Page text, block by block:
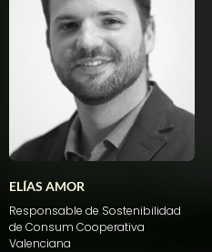
ELÍAS AMOR
Responsable de Sostenibilidad
de Consum Cooperativa
Valenciana